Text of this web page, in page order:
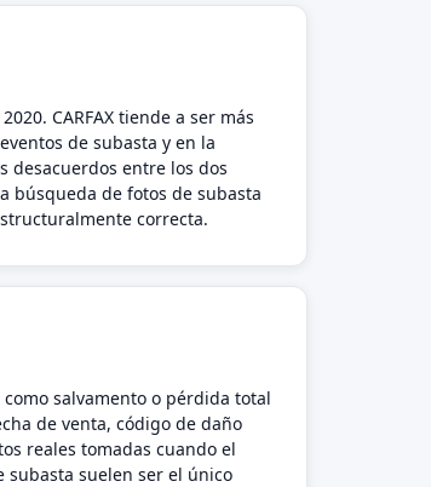
CARFAX tiende a ser más
de subasta y en la
desacuerdos entre los dos
búsqueda de fotos de subasta
correcta.
salvamento o pérdida total
de venta, código de daño
reales tomadas cuando el
subasta suelen ser el único